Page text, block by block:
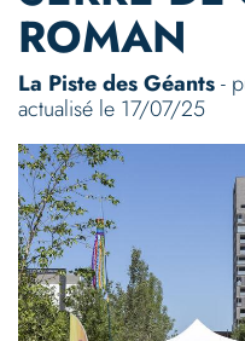
ROMAN
La Piste des Géants-
actualisé le 17/07/25